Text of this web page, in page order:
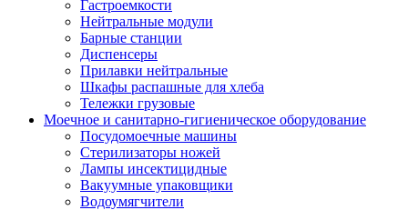
Гастроемкости
Нейтральные модули
Барные станции
Диспенсеры
Прилавки нейтральные
Шкафы распашные для хлеба
Тележки грузовые
Моечное и санитарно-гигиеническое оборудование
Посудомоечные машины
Стерилизаторы ножей
Лампы инсектицидные
Вакуумные упаковщики
Водоумягчители